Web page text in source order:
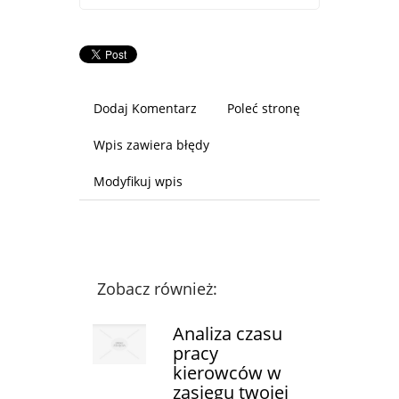
Dodaj Komentarz Poleć stronę
Wpis zawiera błędy
Modyfikuj wpis
Zobacz również:
Analiza czasu
pracy
kierowców w
zasięgu twojej